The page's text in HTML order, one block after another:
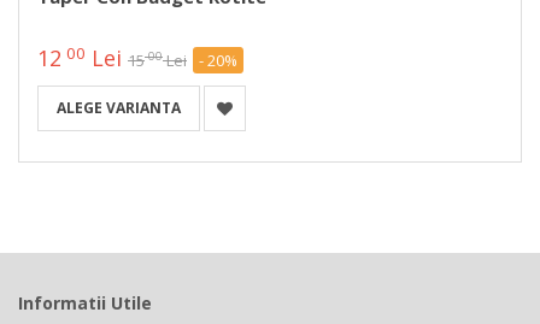
12 00 Lei 1500 Lei - 20%
ALEGE VARIANTA
Informatii Utile